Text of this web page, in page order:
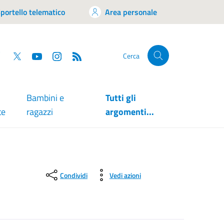
telematico Area personale
Facebook
Twitter YouTube Cerca
Bambini e
ragazzi
Tutti gli
argomenti...
Condividi Vedi azioni